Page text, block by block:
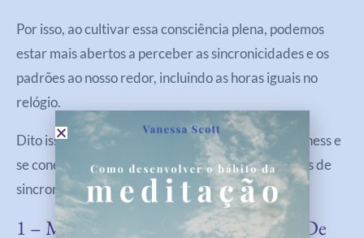
Por isso, ao cultivar essa consciência plena, podemos
estar mais abertos a perceber as sincronicidades e os
padrões ao nosso redor, incluindo as horas iguais no
relógio.
Dito isso, vamos ver dicas para praticar o mindfulness e
se conectar com o universo para perceber os sinais de
sincronicidade.
1 – Monte Seu Santuário Doméstico De